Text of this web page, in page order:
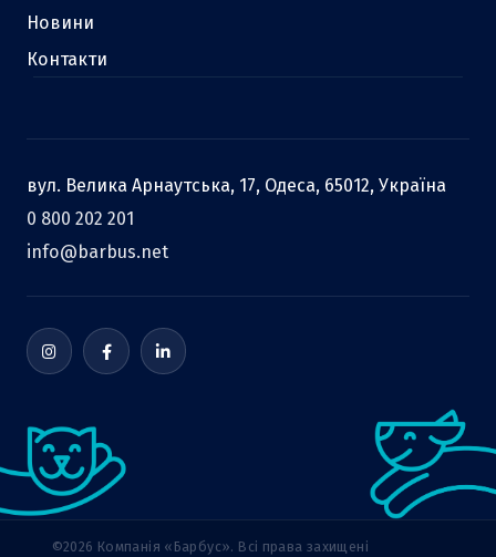
Новини
Контакти
вул. Велика Арнаутська, 17, Одеса, 65012, Україна
0 800 202 201
info@barbus.net
©2026 Компанія «Барбус». Всі права захищені